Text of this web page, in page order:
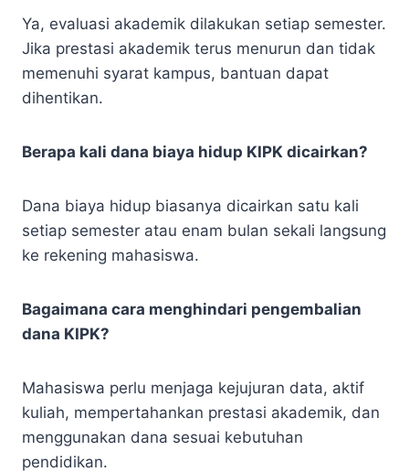
Ya, evaluasi akademik dilakukan setiap semester.
Jika prestasi akademik terus menurun dan tidak
memenuhi syarat kampus, bantuan dapat
dihentikan.
Berapa kali dana biaya hidup KIPK dicairkan?
Dana biaya hidup biasanya dicairkan satu kali
setiap semester atau enam bulan sekali langsung
ke rekening mahasiswa.
Bagaimana cara menghindari pengembalian
dana KIPK?
Mahasiswa perlu menjaga kejujuran data, aktif
kuliah, mempertahankan prestasi akademik, dan
menggunakan dana sesuai kebutuhan
pendidikan.